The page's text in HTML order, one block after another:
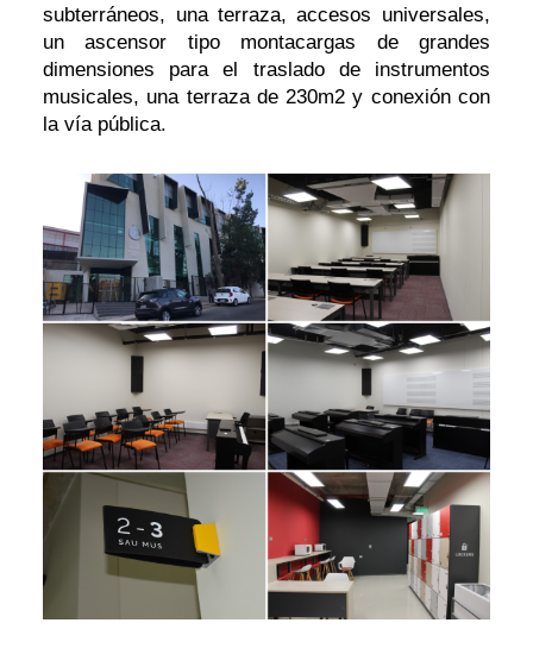
subterráneos, una terraza, accesos universales,
un ascensor tipo montacargas de grandes
dimensiones para el traslado de instrumentos
musicales, una terraza de 230m2 y conexión con
la vía pública.